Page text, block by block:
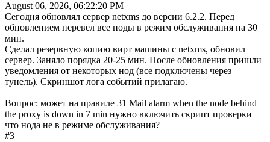
August 06, 2026, 06:22:20 PM
Сегодня обновлял сервер netxms до версии 6.2.2. Перед
обновлением перевел все ноды в режим обслуживания на 30
мин.
Сделал резервную копию вирт машины с netxms, обновил
сервер. Заняло порядка 20-25 мин. После обновления пришли
уведомления от некоторых нод (все подключены через
тунель). Скриншот лога событий прилагаю.
Вопрос: может на правиле 31 Mail alarm when the node behind
the proxy is down in 7 min нужно включить скрипт проверки
что нода не в режиме обслуживания?
#3